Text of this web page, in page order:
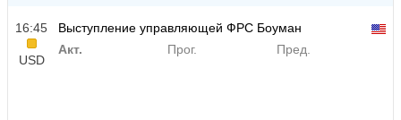
16:45
USD
Выступление управляющей ФРС Боуман
Акт.
Прог. Пред.